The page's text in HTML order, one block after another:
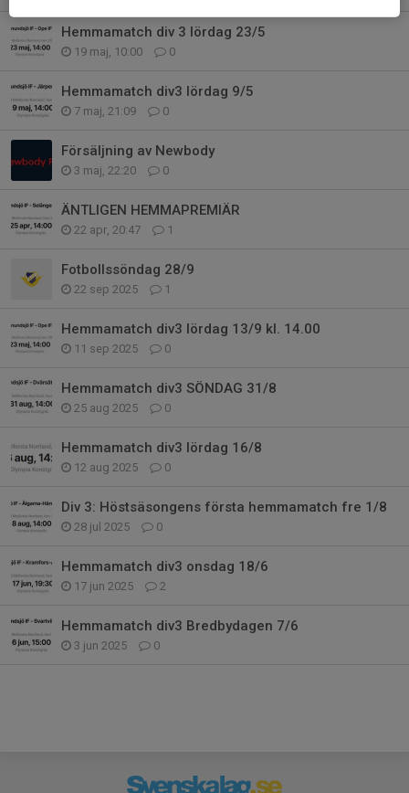
Hemmamatch div 3 lördag 23/5
19 maj, 10:00 0
Hemmamatch div3 lördag 9/5
7 maj, 21:09 0
Försäljning av Newbody
3 maj, 22:20 0
ÄNTLIGEN HEMMAPREMIÄR
22 apr, 20:47 1
Fotbollssöndag 28/9
22 sep 2025 1
Hemmamatch div3 lördag 13/9 kl. 14.00
11 sep 2025 0
Hemmamatch div3 SÖNDAG 31/8
25 aug 2025 0
Hemmamatch div3 lördag 16/8
12 aug 2025 0
Div 3: Höstsäsongens första hemmamatch fre 1/8
28 jul 2025 0
Hemmamatch div3 onsdag 18/6
17 jun 2025 2
Hemmamatch div3 Bredbydagen 7/6
3 jun 2025 0